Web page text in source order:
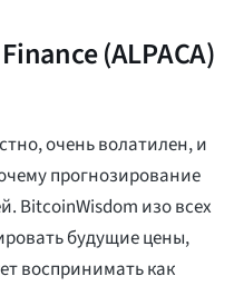
(ALPACA)
очень волатилен, и
прогнозирование
BitcoinWisdom изо всех
будущие цены,
воспринимать как